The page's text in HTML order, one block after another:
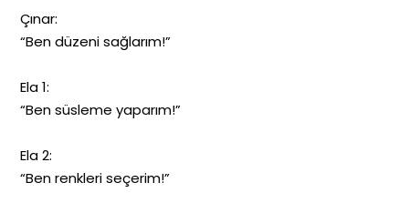
Çınar:
“Ben düzeni sağlarım!”
Ela 1:
“Ben süsleme yaparım!”
Ela 2:
“Ben renkleri seçerim!”